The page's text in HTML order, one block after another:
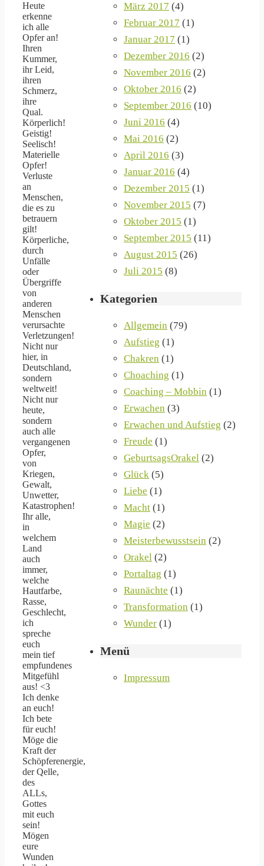
Heute
erkenne
ich alle
Opfer an!
Ihren
Kummer,
ihr Leid,
ihren
Schmerz,
ihre
Qual.
Körperlich!
Geistig!
Seelisch!
Materielle
Opfer!
Verluste
an
Menschen,
die es zu
betrauern
gilt!
Körperliche,
durch
Unfälle
oder
Übergriffe
von
anderen
Menschen
verursachte
Verletzungen!
Nicht nur
hier, in
Deutschland,
sondern
weltweit!
Nicht nur
heute,
sondern
auch alle
vergangenen
Opfer,
von
Kriegen,
Gewalt,
Unwetter,
Katastrophen!
Ihr alle,
in
welchem
Land
auch
immer,
welche
Hautfarbe,
Rasse,
Geschlecht,
ich
spreche
euch
mein tief
empfundenes
Mitgefühl
aus! <3
Ich denke
an euch!
Ich bete
für euch!
Möge die
Kraft der
Schöpferenergie,
der Qelle,
des
ALLs,
Gottes
mit euch
sein!
Mögen
eure
Wunden
März 2017 (4)
Februar 2017 (1)
Januar 2017 (1)
Dezember 2016 (2)
November 2016 (2)
Oktober 2016 (2)
September 2016 (10)
Juni 2016 (4)
Mai 2016 (2)
April 2016 (3)
Januar 2016 (4)
Dezember 2015 (1)
November 2015 (7)
Oktober 2015 (1)
September 2015 (11)
August 2015 (26)
Juli 2015 (8)
Kategorien
Allgemein (79)
Aufstieg (1)
Chakren (1)
Choaching (1)
Coaching – Mobbin (1)
Erwachen (3)
Erwachen und Aufstieg (2)
Freude (1)
GeburtsagsOrakel (2)
Glück (5)
Liebe (1)
Macht (1)
Magie (2)
Meisterbewusstsein (2)
Orakel (2)
Portaltag (1)
Raunächte (1)
Transformation (1)
Wunder (1)
Menü
Impressum